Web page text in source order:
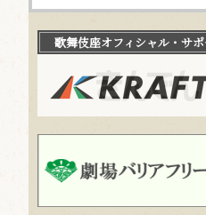
歌舞伎座オフィシャル・サ